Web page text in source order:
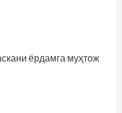
ёрдамга муҳтож